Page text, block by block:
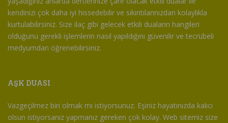
kendinizi çok daha iyi hissedebilir ve sıkıntılarınızdan kolaylıkla
kurtulabilirsiniz. Size ilaç gibi gelecek etkili duaların hangileri
olduğunu gerekli işlemlerin nasıl yapıldığını güvenilir ve tecrübeli
medyumdan öğrenebilirsiniz.
AŞK DUASI
Vazgeçilmez biri olmak mı istiyorsunuz. Eşiniz hayatınızda kalıcı
olsun istiyorsanız yapmanız gereken çok kolay. Web sitemiz size